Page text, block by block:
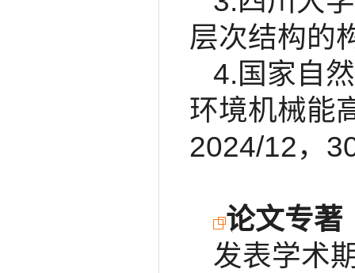
层次结构的
4.国家自
环境机械能
2024/12，
论文专著
发表学术